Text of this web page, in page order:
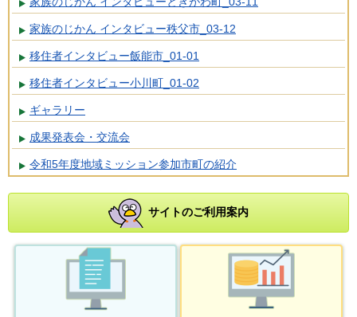
家族のじかん インタビュー秩父市_03-12
移住者インタビュー飯能市_01-01
移住者インタビュー小川町_01-02
ギャラリー
成果発表会・交流会
令和5年度地域ミッション参加市町の紹介
サイトのご利用案内